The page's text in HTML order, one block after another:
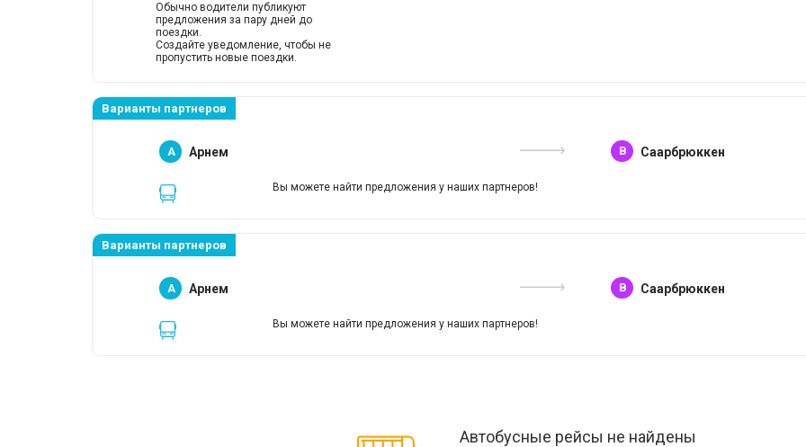
Обычно водители публикуют
предложения за пару дней до
поездки.
Создайте уведомление, чтобы не
пропустить новые поездки.
Варианты партнеров
A Арнем B Саарбрюккен
Вы можете найти предложения у наших партнеров!
Варианты партнеров
A Арнем B Саарбрюккен
Вы можете найти предложения у наших партнеров!
Автобусные рейсы не найдены